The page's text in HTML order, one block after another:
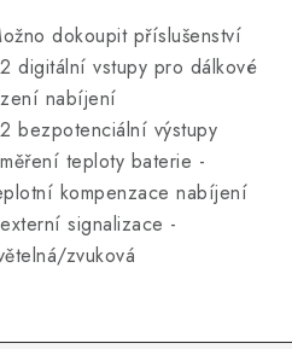
dokoupit příslušenství
2 digitální vstupy pro dálkové
nabíjení
2 bezpotenciální výstupy
měření teploty baterie -
kompenzace nabíjení
externí signalizace -
zvuková